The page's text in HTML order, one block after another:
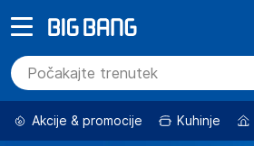
Akcije & promocije Kuhinje